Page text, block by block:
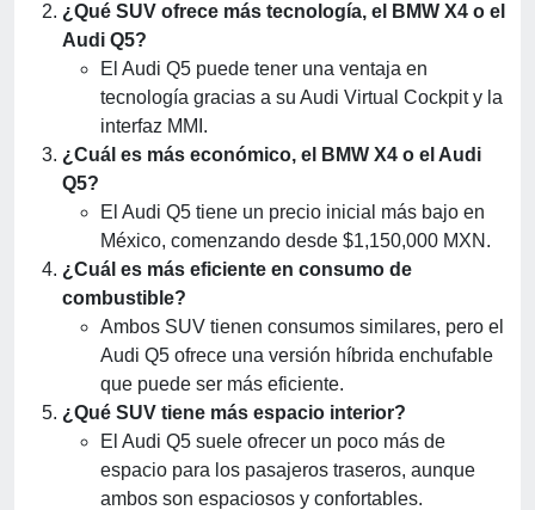
¿Qué SUV ofrece más tecnología, el BMW X4 o el
Audi Q5?
El Audi Q5 puede tener una ventaja en
tecnología gracias a su Audi Virtual Cockpit y la
interfaz MMI.
¿Cuál es más económico, el BMW X4 o el Audi
Q5?
El Audi Q5 tiene un precio inicial más bajo en
México, comenzando desde $1,150,000 MXN.
¿Cuál es más eficiente en consumo de
combustible?
Ambos SUV tienen consumos similares, pero el
Audi Q5 ofrece una versión híbrida enchufable
que puede ser más eficiente.
¿Qué SUV tiene más espacio interior?
El Audi Q5 suele ofrecer un poco más de
espacio para los pasajeros traseros, aunque
ambos son espaciosos y confortables.